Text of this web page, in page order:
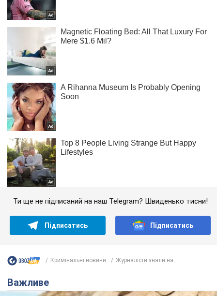
Ти ще не підписаний на наш Telegram? Швиденько тисни!
Підписатись Підписатись
Кримінальні новини Журналісти зняли на...
Важливе